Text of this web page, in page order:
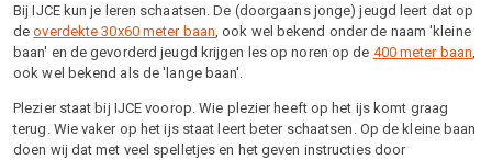
Bij IJCE kun je leren schaatsen. De (doorgaans jonge) jeugd leert dat op
deoverdekte 30x60 meter baan , ook wel bekend onder de naam 'kleine
baan' en de gevorderd jeugd krijgen les op noren op de 400 meter baan
ook wel bekend als de 'lange baan'.
Plezier staat bij IJCE voorop. Wie plezier heeft op het ijs komt graag
terug. Wie vaker op het ijs staat leert beter schaatsen. Op de kleine baan
doen wij dat met veel spelletjes en het geven instructies door